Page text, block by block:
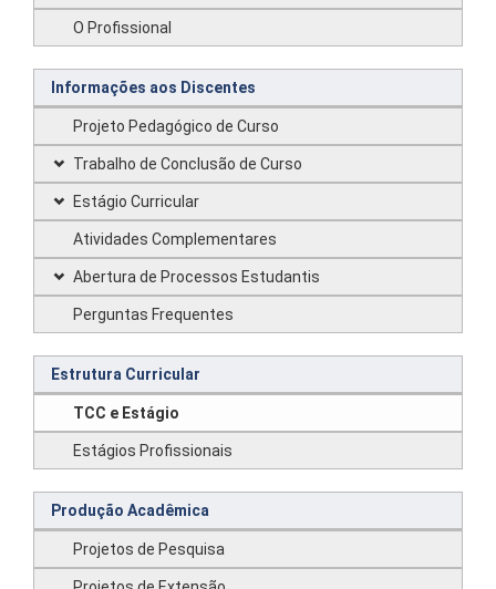
O Profissional
Informações aos Discentes
Projeto Pedagógico de Curso
Trabalho de Conclusão de Curso
Estágio Curricular
Atividades Complementares
Abertura de Processos Estudantis
Perguntas Frequentes
Estrutura Curricular
TCC e Estágio
Estágios Profissionais
Produção Acadêmica
Projetos de Pesquisa